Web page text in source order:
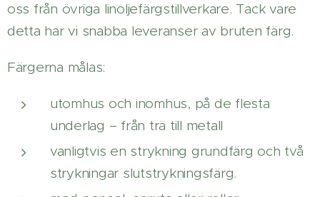
oss från övriga linoljefärgstillverkare. Tack vare
detta har vi snabba leveranser av bruten färg.
Färgerna målas:
utomhus och inomhus, på de flesta
underlag – från trä till metall
vanligtvis en strykning grundfärg och två
strykningar slutstrykningsfärg.